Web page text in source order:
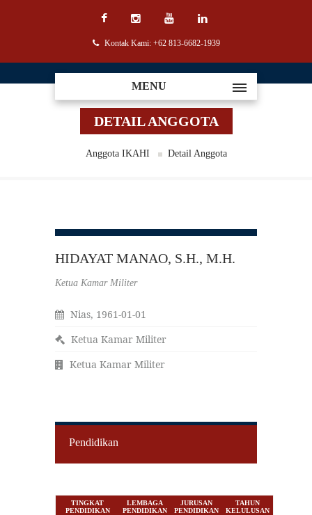
Kontak Kami: +62 813-6682-1939
MENU
DETAIL ANGGOTA
Anggota IKAHI Detail Anggota
HIDAYAT MANAO, S.H., M.H.
Ketua Kamar Militer
Nias, 1961-01-01
Ketua Kamar Militer
Ketua Kamar Militer
Pendidikan
TINGKAT
PENDIDIKAN
LEMBAGA
PENDIDIKAN
JURUSAN
PENDIDIKAN
TAHUN
KELULUSAN